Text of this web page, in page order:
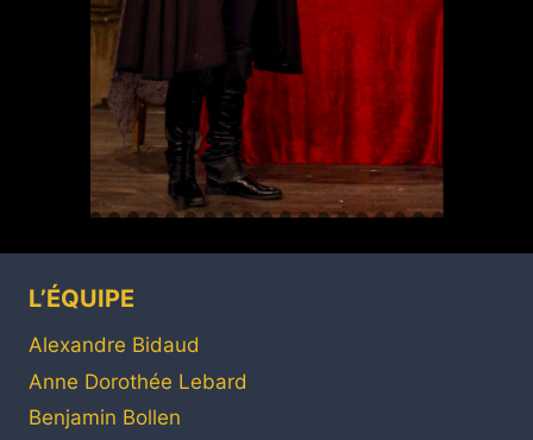
L’ÉQUIPE
Alexandre Bidaud
Anne Dorothée Lebard
Benjamin Bollen